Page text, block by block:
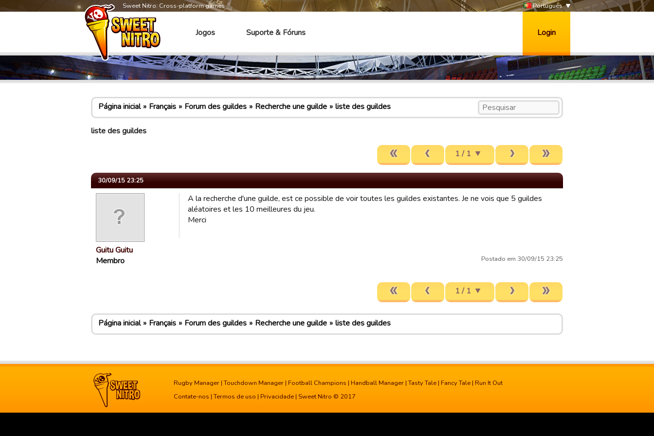
Sweet Nitro: Cross-platform games Português
Jogos Suporte & Fóruns Login
Página inicial Français Forum des guildes Recherche une guilde liste des guildes
liste des guildes
1 / 1
30/09/15 23:25
Guitu Guitu
Membro
A la recherche d'une guilde, est ce possible de voir toutes les guildes existantes. Je ne vois que 5 guildes
aléatoires et les 10 meilleures du jeu.
Merci
Postado em 30/09/15 23:25
1 / 1
Página inicial Français Forum des guildes Recherche une guilde liste des guildes
Rugby Manager |Touchdown Manager | Football Champions | Handball Manager |Tasty Tale | Fancy Tale | Run It Out
Contate-nos |Termos de uso | Privacidade | Sweet Nitro © 2017